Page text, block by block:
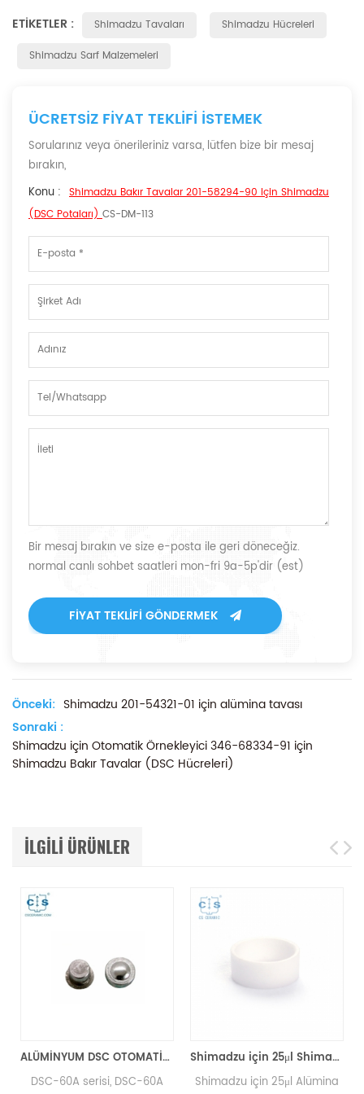
ETIKETLER : Shimadzu Tavaları
Shimadzu Hücreleri
Shimadzu Sarf Malzemeleri
ÜCRETSIZ FIYAT TEKLIFI ISTEMEK
Sorularınız veya önerileriniz varsa, lütfen bize bir mesaj
bırakın,
Konu : Shimadzu Bakır Tavalar 201-58294-90 Için Shimadzu
(DSC Potaları)CS-DM-113
Bir mesaj bırakın ve size e-posta ile geri döneceğiz.
normal canlı sohbet saatleri mon-fri 9a-5p'dir (est)
FIYAT TEKLIFI GÖNDERMEK
Önceki: Shimadzu 201-54321-01 için alümina tavası
Sonraki :
Shimadzu için Otomatik Örnekleyici 346-68334-91 için
Shimadzu Bakır Tavalar (DSC Hücreleri)
ILGILI ÜRÜNLER
ALÜMİNYUM DSC OTOMATİK Numune Alma Cihazı Mühür Tavaları Shimadzu 346-68518-91'e eşdeğer
DSC-60A serisi, DSC-60A
Shimadzu için 25μl Shimadzu Alümina Hücreleri D6 * 1.5mm (DSC Örnek Tavaları)
Shimadzu için 25μl Alümina